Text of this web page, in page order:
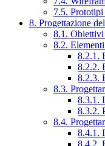
7.5.
8. Progettazione
8.1. Obiettivi
8.2.
8.2.1.
8.2.2.
8.2.3.
8.3.
8.3.1.
8.3.2.
8.4.
8.4.1.
8.4.2.